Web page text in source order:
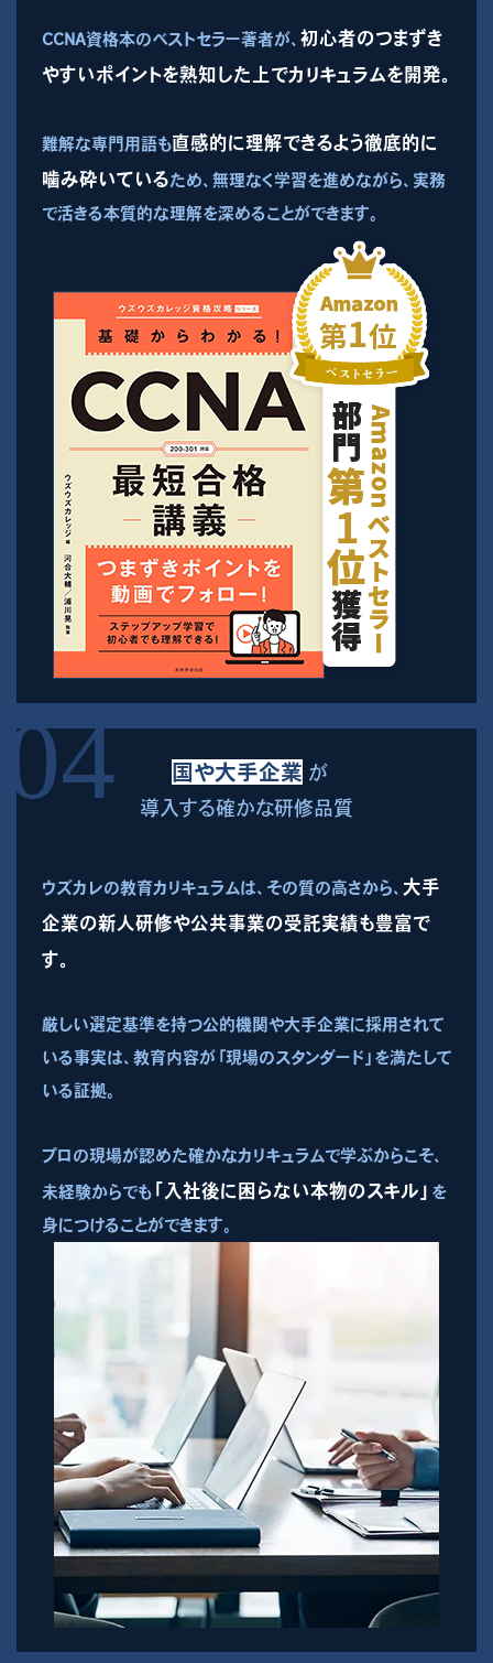
CCNA資格本のベストセラー著者が、 初心者のつまずき
やすいポイントを熟知した上でカリキュラムを開発。
難解な専門用語も直感的に理解できるよう徹底的に
噛み砕いているため、無理なく学習を進めながら、実務
で活きる本質的な理解を深めることができます。
国や大手企業 が
導入する確かな研修品質
ウズカレの教育カリキュラムは、その質の高さから、 大手
企業の新人研修や公共事業の受託実績も豊富で
す。
厳しい選定基準を持つ公的機関や大手企業に採用されて
いる事実は、教育内容が「現場のスタンダード」を満たして
いる証拠。
プロの現場が認めた確かなカリキュラムで学ぶからこそ、
未経験からでも「入社後に困らない本物のスキル」 を
身につけることができます。